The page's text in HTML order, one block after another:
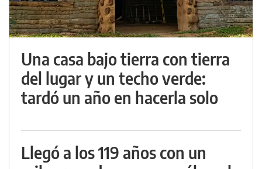
Una casa bajo tierra con tierra
del lugar y un techo verde:
tardó un año en hacerla solo
Llegó a los 119 años con un